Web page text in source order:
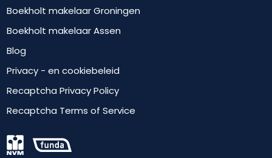
Boekholt makelaar Groningen
Boekholt makelaar Assen
Blog
Privacy - en cookiebeleid
Recaptcha Privacy Policy
Recaptcha Terms of Service